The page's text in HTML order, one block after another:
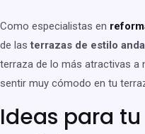
Como especialistas en
de lasterrazas de estilo
terraza de lo más atractivas a
sentir muy cómodo en tu
Ideas para